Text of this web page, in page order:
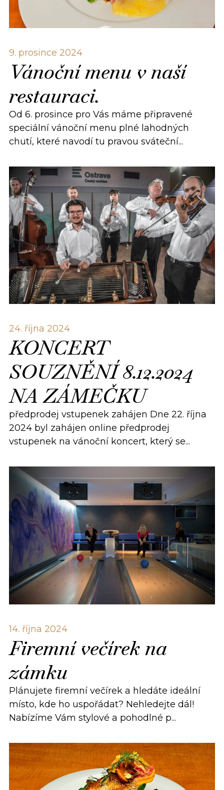
9. prosince 2024
Vánoční menu v naší
restauraci.
Od 6. prosince pro Vás máme připravené
speciální vánoční menu plné lahodných
chutí, které navodí tu pravou sváteční...
24. října 2024
KONCERT
SOUZNĚNÍ 8.12.2024
NA ZÁMEČKU
předprodej vstupenek zahájen Dne 22. října
2024 byl zahájen online předprodej
vstupenek na vánoční koncert, který se...
14. října 2024
Firemní večírek na
zámku
Plánujete firemní večírek a hledáte ideální
místo, kde ho uspořádat? Nehledejte dál!
Nabízíme Vám stylové a pohodlné p...